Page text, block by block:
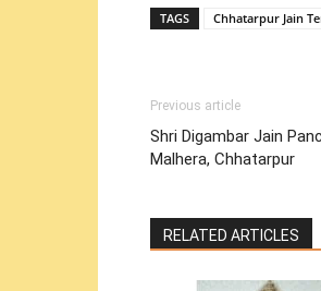
TAGS Chhatarpur Jain
Previous article
Shri Digambar Jain
Malhera, Chhatarpur
RELATED ARTICLES